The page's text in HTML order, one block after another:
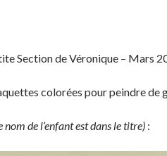
r
a
e
i
g
e
Section de Véronique – Mars
colorées pour peindre de
nom de l’enfant est dans le titre) :